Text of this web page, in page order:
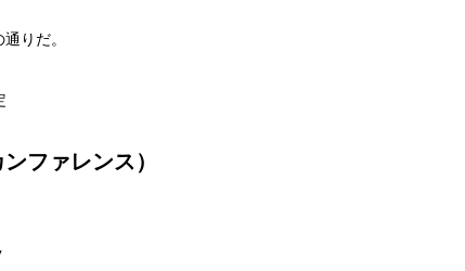
りだ。
ファレンス）